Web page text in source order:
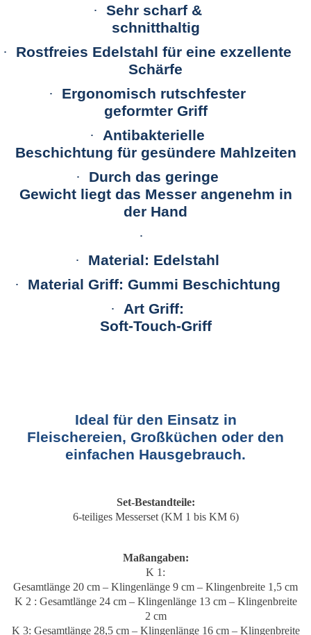
· Sehr scharf &
schnitthaltig
·
Rostfreies Edelstahl für eine exzellente
Schärfe
·
Ergonomisch rutschfester
geformter Griff
· Antibakterielle
Beschichtung für gesündere Mahlzeiten
·
Durch das geringe
Gewicht liegt das Messer angenehm in
der Hand
·
·
Material: Edelstahl
·
Material Griff: Gummi Beschichtung
· Art Griff:
Soft-Touch-Griff
Ideal für den Einsatz in
Fleischereien, Großküchen oder den
einfachen Hausgebrauch.
Set-Bestandteile:
6-teiliges Messerset (KM 1 bis KM 6)
Maßangaben:
K 1:
Gesamtlänge 20 cm – Klingenlänge 9 cm – Klingenbreite 1,5 cm
K 2 : Gesamtlänge 24 cm – Klingenlänge 13 cm – Klingenbreite
2 cm
K 3: Gesamtlänge 28,5 cm – Klingenlänge 16 cm – Klingenbreite